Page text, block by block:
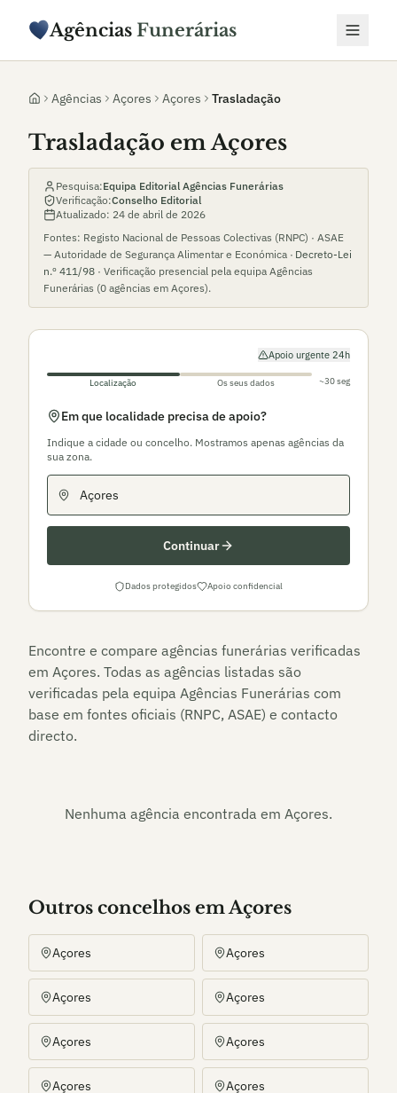
Agências Funerárias
Agências Açores Açores Trasladação
Trasladação em Açores
Pesquisa:Equipa Editorial Agências Funerárias
Verificação:Conselho Editorial
Atualizado: 24 de abril de 2026
Fontes: Registo Nacional de Pessoas Colectivas (RNPC) · ASAE
— Autoridade de Segurança Alimentar e Económica · Decreto-Lei
n.º 411/98 · Verificação presencial pela equipa Agências
Funerárias (0 agências em Açores).
Apoio urgente 24h
Localização Os seus dados ~30 seg
Em que localidade precisa de apoio?
Indique a cidade ou concelho. Mostramos apenas agências da
sua zona.
Continuar
Dados protegidos Apoio confidencial
Encontre e compare agências funerárias verificadas
em Açores. Todas as agências listadas são
verificadas pela equipa Agências Funerárias com
base em fontes oficiais (RNPC, ASAE) e contacto
directo.
Nenhuma agência encontrada em Açores.
Outros concelhos em Açores
Açores Açores
Açores Açores
Açores Açores
Açores Açores